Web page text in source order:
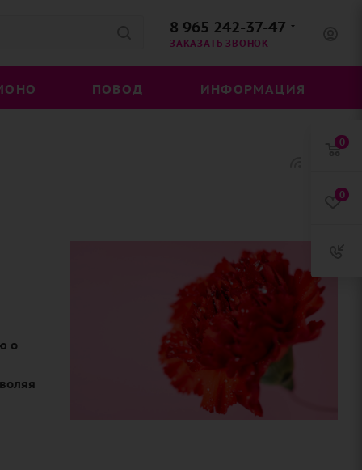
8 965 242-37-47
ЗАКАЗАТЬ ЗВОНОК
ПОВОД ИНФОРМАЦИЯ
о
0
0